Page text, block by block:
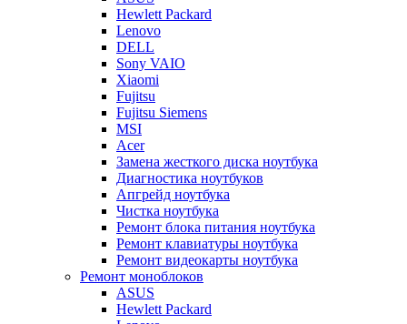
Hewlett Packard
Lenovo
DELL
Sony VAIO
Xiaomi
Fujitsu
Fujitsu Siemens
MSI
Acer
Замена жесткого диска ноутбука
Диагностика ноутбуков
Апгрейд ноутбука
Чистка ноутбука
Ремонт блока питания ноутбука
Ремонт клавиатуры ноутбука
Ремонт видеокарты ноутбука
Ремонт моноблоков
ASUS
Hewlett Packard